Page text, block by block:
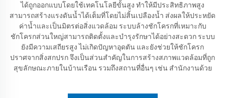
ได้ถูกออกแบบโดยใช้เทคโนโลยีขั้นสูง ทำให้มีประสิทธิภาพสูง
สามารถสร้างแรงดันน้ำได้เต็มที่โดยไม่สิ้นเปลืองน้ำ ส่งผลให้ประหยัด
ค่าน้ำและเป็นมิตรต่อสิ่งแวดล้อม ระบบล้างชักโครกที่เหมาะกับ
ชักโครกส่วนใหญ่สามารถติดตั้งและบำรุงรักษาได้อย่างสะดวก ระบบ
ยังมีความเสถียรสูง ไม่เกิดปัญหาอุดตัน และยังช่วยให้ชักโครก
ปราศจากสิ่งสกปรก จึงเป็นส่วนสำคัญในการสร้างสภาพแวดล้อมที่ถูก
สุขลักษณะภายในบ้านเรือน รวมถึงสถานที่อื่นๆ เช่น สำนักงานด้วย